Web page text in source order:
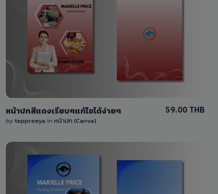
หน้าปกสีแดงเรียบๆแก้ไขได้ง่ายๆ
by teppreeya in หน้าปก (Canva)
59.00 THB